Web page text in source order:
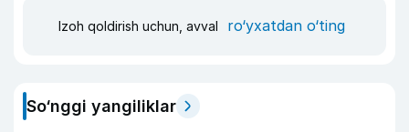
Izoh qoldirish uchun, avval ro‘yxatdan o‘ting
So‘nggi yangiliklar